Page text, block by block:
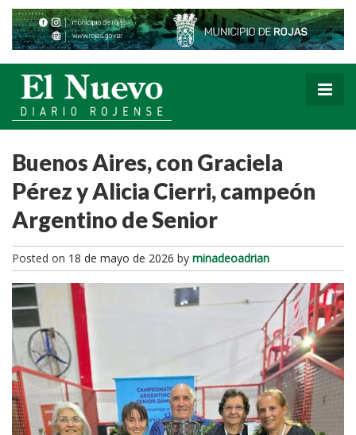
Buenos Aires, con Graciela
Pérez y Alicia Cierri, campeón
Argentino de Senior
Posted on 18 de mayo de 2026 by minadeoadrian